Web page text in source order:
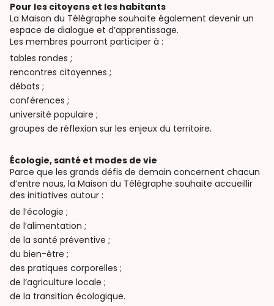
Pour les citoyens et les habitants
La Maison du Télégraphe souhaite également devenir un
espace de dialogue et d’apprentissage.
Les membres pourront participer à :
tables rondes ;
rencontres citoyennes ;
débats ;
conférences ;
université populaire ;
groupes de réflexion sur les enjeux du territoire.
Écologie, santé et modes de vie
Parce que les grands défis de demain concernent chacun
d’entre nous, la Maison du Télégraphe souhaite accueillir
des initiatives autour :
de l’écologie ;
de l’alimentation ;
de la santé préventive ;
du bien-être ;
des pratiques corporelles ;
de l’agriculture locale ;
de la transition écologique.